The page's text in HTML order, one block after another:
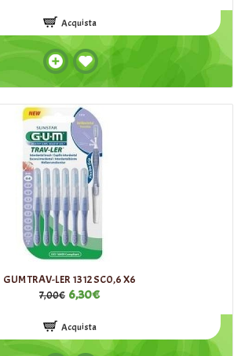
Acquista
GUM TRAV-LER 1312 SC0,6 X6
7,00€ 6,30€
Acquista